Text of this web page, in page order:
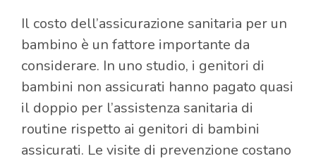
Il costo dell’assicurazione sanitaria per un
bambino è un fattore importante da
considerare. In uno studio, i genitori di
bambini non assicurati hanno pagato quasi
il doppio per l’assistenza sanitaria di
routine rispetto ai genitori di bambini
assicurati. Le visite di prevenzione costano